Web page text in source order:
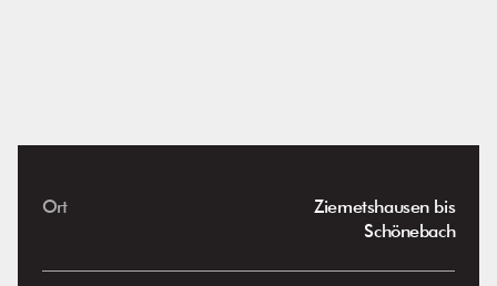
Ort
Ziemetshausen bis
Schönebach